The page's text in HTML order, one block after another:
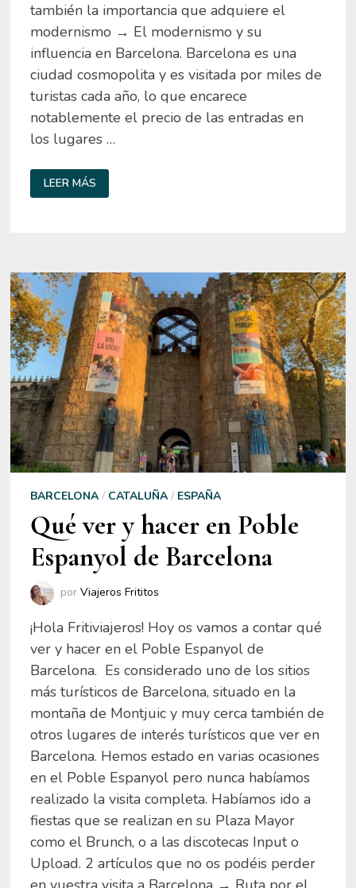
también la importancia que adquiere el
modernismo → El modernismo y su
influencia en Barcelona. Barcelona es una
ciudad cosmopolita y es visitada por miles de
turistas cada año, lo que encarece
notablemente el precio de las entradas en
los lugares …
LOS
IMPRESCINDIBLES
QUE
LEER MÁS
BARCELONA/ CATALUÑA/ ESPAÑA
Qué ver y hacer en Poble
Espanyol de Barcelona
por Viajeros Frititos
¡Hola Fritiviajeros! Hoy os vamos a contar qué
ver y hacer en el Poble Espanyol de
Barcelona. Es considerado uno de los sitios
más turísticos de Barcelona, situado en la
montaña de Montjuic y muy cerca también de
otros lugares de interés turísticos que ver en
Barcelona. Hemos estado en varias ocasiones
en el Poble Espanyol pero nunca habíamos
realizado la visita completa. Habíamos ido a
fiestas que se realizan en su Plaza Mayor
como el Brunch, o a las discotecas Input o
Upload. 2 artículos que no os podéis perder